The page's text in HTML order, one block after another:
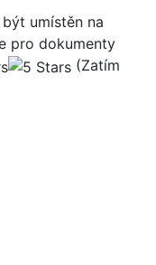
umístěn na
pro dokumenty
(Zatím